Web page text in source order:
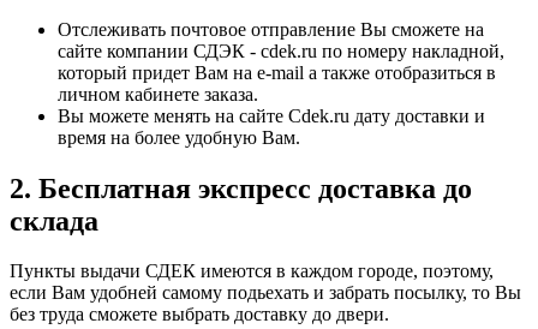
Отслеживать почтовое отправление Вы сможете на
сайте компании СДЭК - cdek.ru по номеру накладной,
который придет Вам на e-mail а также отобразиться в
личном кабинете заказа.
Вы можете менять на сайте Cdek.ru дату доставки и
время на более удобную Вам.
2. Бесплатная экспресс доставка до
склада
Пункты выдачи СДЕК имеются в каждом городе, поэтому,
если Вам удобней самому подьехать и забрать посылку, то Вы
без труда сможете выбрать доставку до двери.